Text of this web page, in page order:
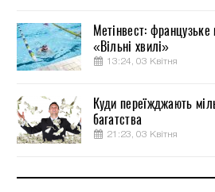
Метінвест: французьке
«Вільні хвилі»
13:24, 03 Квітня
Куди переїжджають
багатства
21:23, 03 Квітня